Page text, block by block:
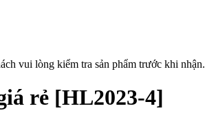
vui lòng kiểm tra sản phẩm trước khi nhận.
rẻ [HL2023-4]